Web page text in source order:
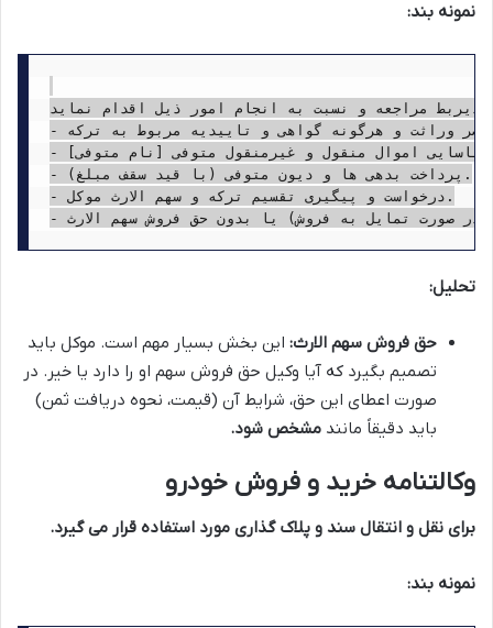
نمونه بند:
مراجعه و نسبت به انجام امور ذیل اقدام نماید:
- درخواست و اخذ گواهی حصر وراثت و هرگونه گواهی و تاییدیه مربوط به ترکه.
- شناسایی اموال منقول و غیرمنقول متوفی [نام متوفی].
- پرداخت بدهی ها و دیون متوفی (با قید سقف مبلغ).
- درخواست و پیگیری تقسیم ترکه و سهم الارث موکل.
تحلیل:
حق فروش سهم الارث: این بخش بسیار مهم است. موکل باید
تصمیم بگیرد که آیا وکیل حق فروش سهم او را دارد یا خیر. در
صورت اعطای این حق، شرایط آن (قیمت، نحوه دریافت ثمن)
باید دقیقاً مانند مشخص شود.
وکالتنامه خرید و فروش خودرو
برای نقل و انتقال سند و پلاک گذاری مورد استفاده قرار می گیرد.
نمونه بند: